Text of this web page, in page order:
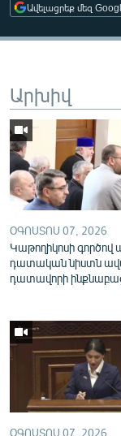
ՓՈԴՔԱՍԹ
English
Русский
ՀԵՏԵՎԵՔ ՄԵԶ
«Ազատության»
Ավելացրեք մեզ
Արխիվ
ՕԳՈՍՏՈՍ 07, 2026
Կաթողիկոսի գործով
դատական նիստն
դատավորի
ՕԳՈՍՏՈՍ 07, 2026